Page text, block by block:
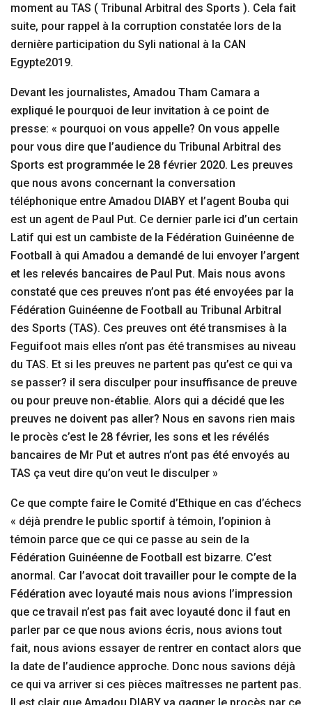
moment au TAS ( Tribunal Arbitral des Sports ). Cela fait
suite, pour rappel à la corruption constatée lors de la
dernière participation du Syli national à la CAN
Egypte2019.
Devant les journalistes, Amadou Tham Camara a
expliqué le pourquoi de leur invitation à ce point de
presse: « pourquoi on vous appelle? On vous appelle
pour vous dire que l’audience du Tribunal Arbitral des
Sports est programmée le 28 février 2020. Les preuves
que nous avons concernant la conversation
téléphonique entre Amadou DIABY et l’agent Bouba qui
est un agent de Paul Put. Ce dernier parle ici d’un certain
Latif qui est un cambiste de la Fédération Guinéenne de
Football à qui Amadou a demandé de lui envoyer l’argent
et les relevés bancaires de Paul Put. Mais nous avons
constaté que ces preuves n’ont pas été envoyées par la
Fédération Guinéenne de Football au Tribunal Arbitral
des Sports (TAS). Ces preuves ont été transmises à la
Feguifoot mais elles n’ont pas été transmises au niveau
du TAS. Et si les preuves ne partent pas qu’est ce qui va
se passer? il sera disculper pour insuffisance de preuve
ou pour preuve non-établie. Alors qui a décidé que les
preuves ne doivent pas aller? Nous en savons rien mais
le procès c’est le 28 février, les sons et les révélés
bancaires de Mr Put et autres n’ont pas été envoyés au
TAS ça veut dire qu’on veut le disculper »
Ce que compte faire le Comité d’Ethique en cas d’échecs
« déjà prendre le public sportif à témoin, l’opinion à
témoin parce que ce qui ce passe au sein de la
Fédération Guinéenne de Football est bizarre. C’est
anormal. Car l’avocat doit travailler pour le compte de la
Fédération avec loyauté mais nous avions l’impression
que ce travail n’est pas fait avec loyauté donc il faut en
parler par ce que nous avions écris, nous avions tout
fait, nous avions essayer de rentrer en contact alors que
la date de l’audience approche. Donc nous savions déjà
ce qui va arriver si ces pièces maîtresses ne partent pas.
Il est clair que Amadou DIABY va gagner le procès par ce